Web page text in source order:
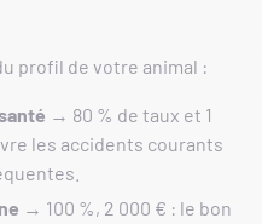
profil de votre animal :
→ 80 % de taux et 1
les accidents courants
→ 100 %, 2 000 € : le bon